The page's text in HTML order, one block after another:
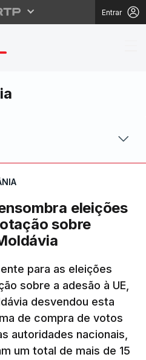
Entrar
eleições
sobre
para as eleições
sobre a adesão à UE,
desvendou esta
de compra de votos
autoridades nacionais,
um total de mais de 15